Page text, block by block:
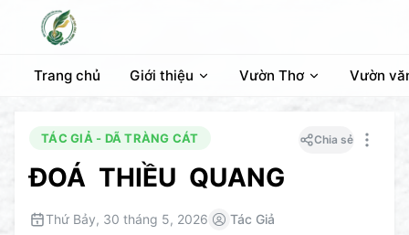
Trang chủ Giới thiệu Vườn Thơ Vườn
TÁC GIẢ - DÃ TRÀNG CÁT
ĐOÁ THIỀU QUANG
Chia sẻ
Thứ Bảy, 30 tháng 5, 2026 Tác Giả